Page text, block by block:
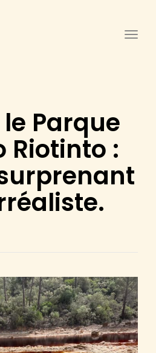
Parque
Riotinto :